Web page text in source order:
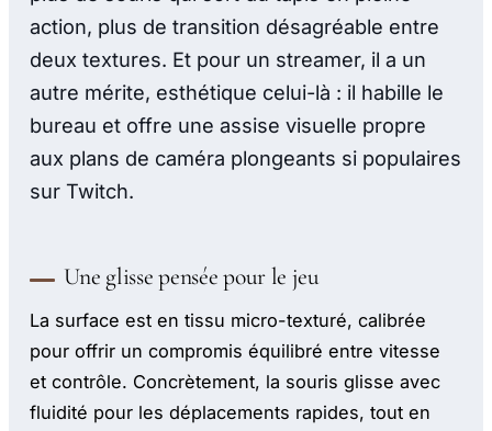
action, plus de transition désagréable entre
deux textures. Et pour un streamer, il a un
autre mérite, esthétique celui-là : il habille le
bureau et offre une assise visuelle propre
aux plans de caméra plongeants si populaires
sur Twitch.
Une glisse pensée pour le jeu
La surface est en tissu micro-texturé, calibrée
pour offrir un compromis équilibré entre vitesse
et contrôle. Concrètement, la souris glisse avec
fluidité pour les déplacements rapides, tout en